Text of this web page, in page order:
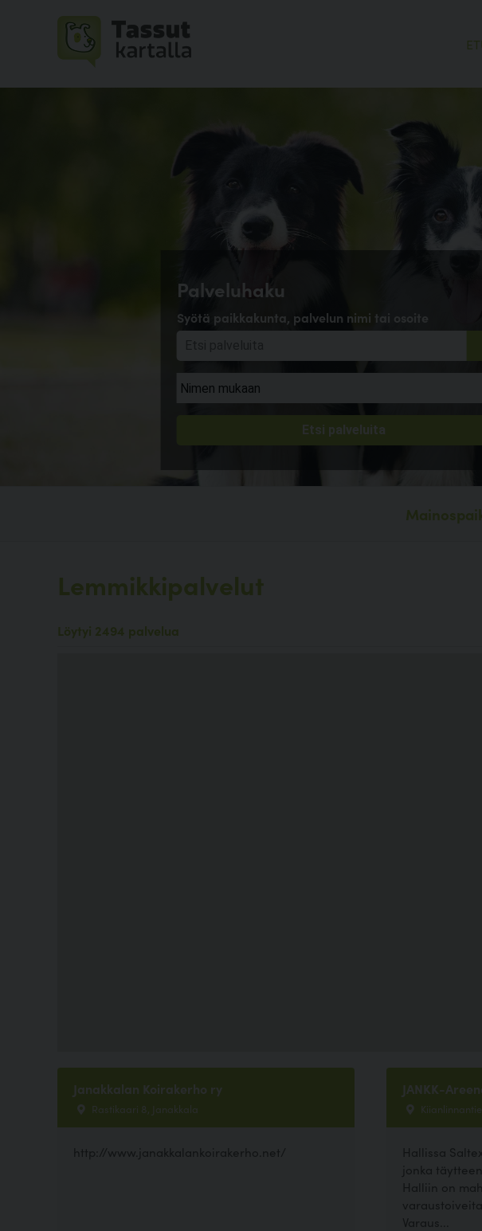
Palveluhaku
Syötä paikkakunta, palvelun nimi tai osoite
Lemmikkipalvelut
Löytyi 2494 palvelua
Janakkalan Koirakerho ry
Rastikaari 8, Janakkala
http://www.janakkalankoirakerho.net/
JANKK-
Hallissa
jonka
Halliin on
Varaus...